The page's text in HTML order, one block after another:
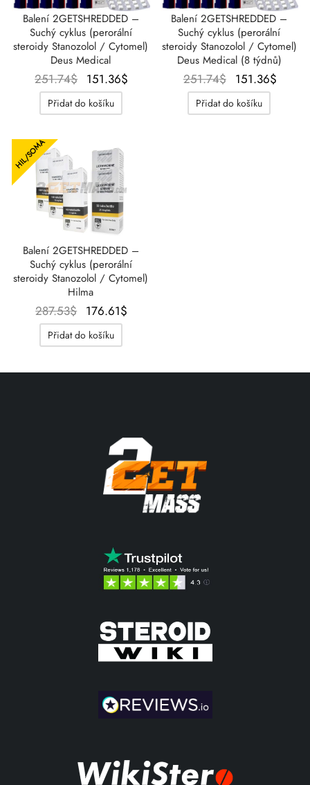
Balení 2GETSHREDDED –
Suchý cyklus (perorální
steroidy Stanozolol / Cytomel)
Deus Medical
251.74$ Původní
cena
byla:
151.36$
Přidat do košíku
Balení 2GETSHREDDED –
Suchý cyklus (perorální
steroidy Stanozolol / Cytomel)
Deus Medical (8 týdnů)
251.74$ Původní
cena
byla:
151.36$
Přidat do košíku
HIL/SOMA
Balení 2GETSHREDDED –
Suchý cyklus (perorální
steroidy Stanozolol / Cytomel)
Hilma
287.53$ Původní
cena
byla:
176.61$
Přidat do košíku